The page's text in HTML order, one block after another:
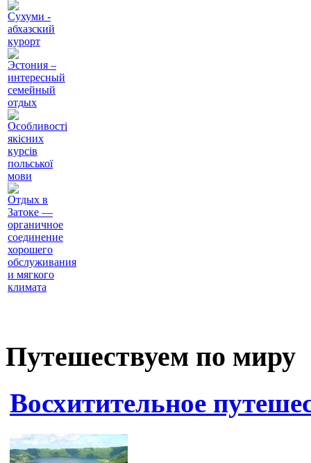
Сухуми -
абхазский
курорт
Эстония –
интересный
семейный
отдых
Особливості
якісних
курсів
польської
мови
Отдых в
Затоке —
органичное
соединение
хорошего
обслуживания
и мягкого
климата
Путешествуем по миру
Восхитительное